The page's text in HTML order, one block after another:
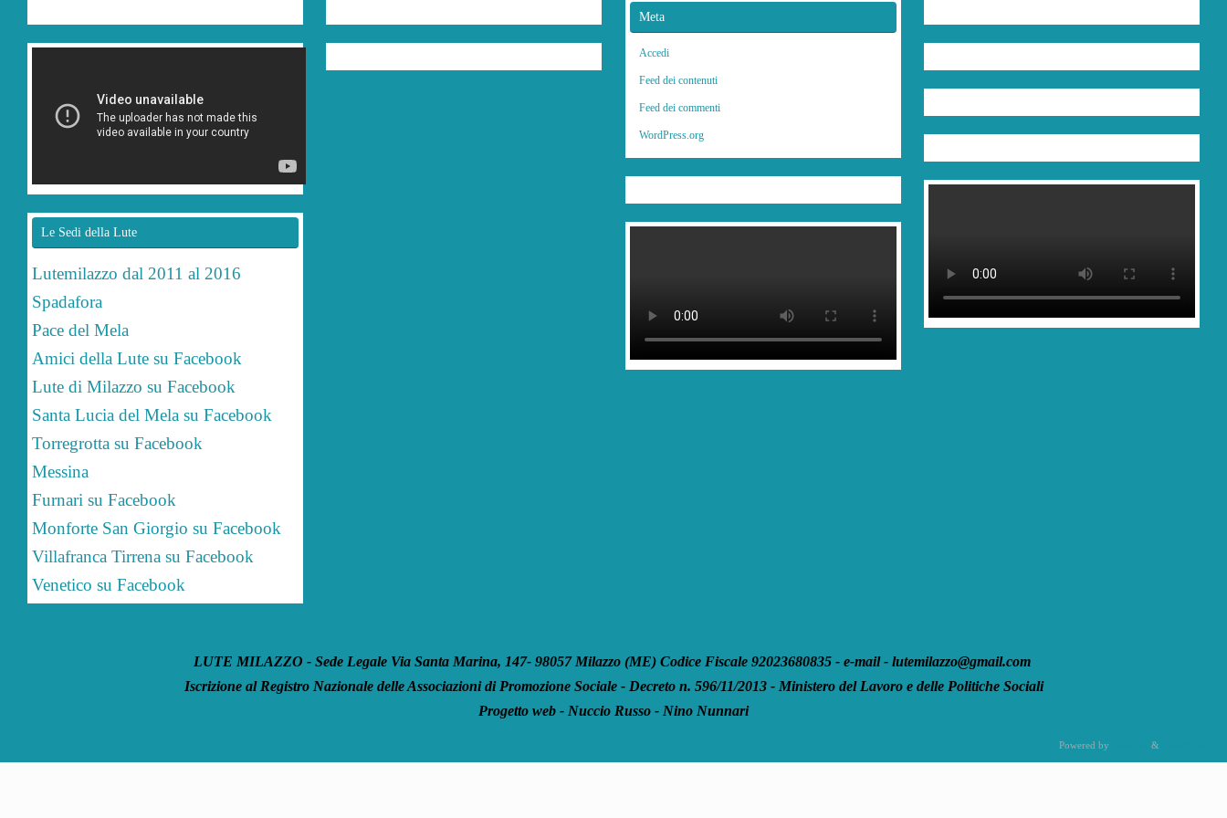
Le Sedi della Lute
Lutemilazzo dal 2011 al 2016
Spadafora
Pace del Mela
Amici della Lute su Facebook
Lute di Milazzo su Facebook
Santa Lucia del Mela su Facebook
Torregrotta su Facebook
Messina
Furnari su Facebook
Monforte San Giorgio su Facebook
Villafranca Tirrena su Facebook
Venetico su Facebook
Meta
Accedi
Feed dei contenuti
Feed dei commenti
WordPress.org
LUTE MILAZZO - Sede Legale Via Santa Marina, 147- 98057 Milazzo (ME) Codice Fiscale 92023680835 - e-mail - lutemilazzo@gmail.com
Iscrizione al Registro Nazionale delle Associazioni di Promozione Sociale - Decreto n. 596/11/2013 - Ministero del Lavoro e delle Politiche Sociali
Progetto web - Nuccio Russo - Nino Nunnari
Powered by &